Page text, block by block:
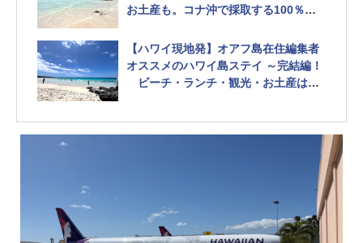
お土産も。コナ沖で採取する100％天
～ Vol.2
【ハワイ現地発】オアフ島在住編集者
オススメのハワイ島ステイ ～完結編！
ビーチ・ランチ・観光・お土産はズ